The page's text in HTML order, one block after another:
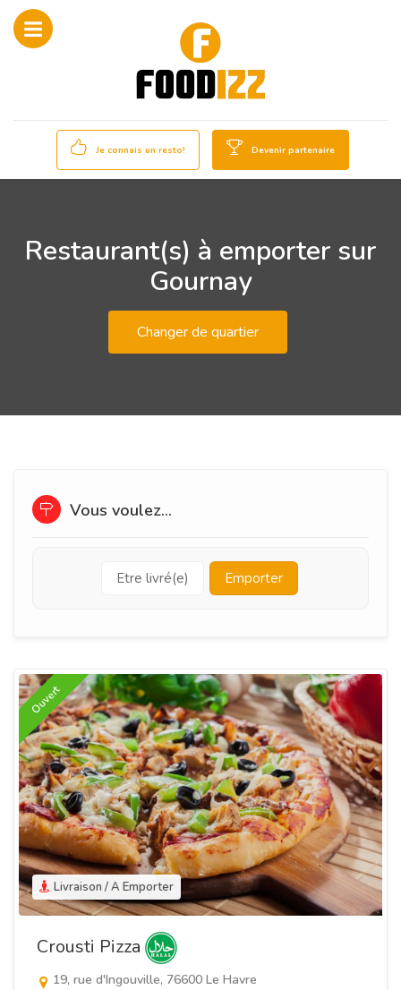
Je connais un resto! Devenir partenaire
Restaurant(s) à emporter sur
Gournay
Changer de quartier
Vous voulez...
Etre livré(e) Emporter
Livraison / A Emporter
Ouvert
Crousti Pizza
19, rue d'Ingouville, 76600 Le Havre